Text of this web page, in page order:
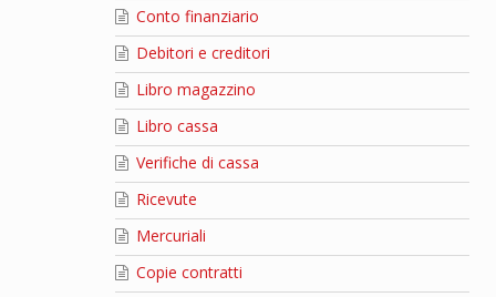
Conto finanziario
Debitori e creditori
Libro magazzino
Libro cassa
Verifiche di cassa
Ricevute
Mercuriali
Copie contratti